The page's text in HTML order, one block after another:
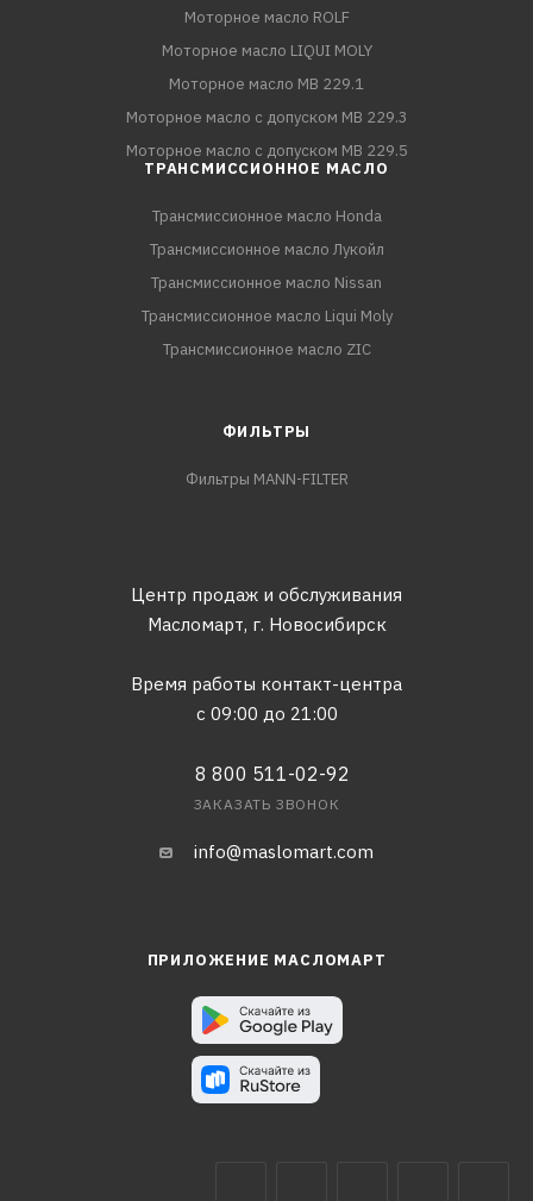
Моторное масло ROLF
Моторное масло LIQUI MOLY
Моторное масло MB 229.1
Моторное масло с допуском MB 229.3
Моторное масло с допуском MB 229.5
ТРАНСМИССИОННОЕ МАСЛО
Трансмиссионное масло Honda
Трансмиссионное масло Лукойл
Трансмиссионное масло Nissan
Трансмиссионное масло Liqui Moly
Трансмиссионное масло ZIC
ФИЛЬТРЫ
Фильтры MANN-FILTER
Центр продаж и обслуживания
Масломарт, г. Новосибирск
Время работы контакт-центра
с 09:00 до 21:00
8 800 511-02-92
ЗАКАЗАТЬ ЗВОНОК
info@maslomart.com
ПРИЛОЖЕНИЕ МАСЛОМАРТ